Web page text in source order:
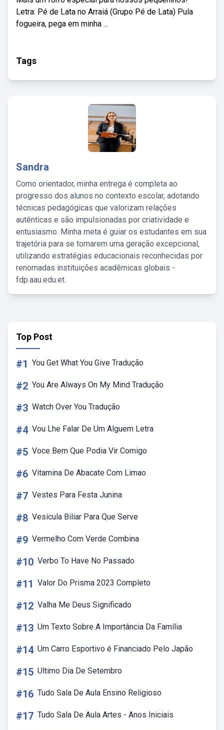
Letra: Pé de Lata no Arraiá (Grupo Pé de Lata) Pula
fogueira, pega em minha ...
Tags
Sandra
Como orientador, minha entrega é completa ao
progresso dos alunos no contexto escolar, adotando
técnicas pedagógicas que valorizam relações
autênticas e são impulsionadas por criatividade e
entusiasmo. Minha meta é guiar os estudantes em sua
trajetória para se tornarem uma geração excepcional,
utilizando estratégias educacionais reconhecidas por
renomadas instituições acadêmicas globais -
fdp.aau.edu.et.
Top Post
#1 You Get What You Give Tradução
#2 You Are Always On My Mind Tradução
#3 Watch Over You Tradução
#4 Vou Lhe Falar De Um Alguem Letra
#5 Voce Bem Que Podia Vir Comigo
#6 Vitamina De Abacate Com Limao
#7 Vestes Para Festa Junina
#8 Vesícula Biliar Para Que Serve
#9 Vermelho Com Verde Combina
#10 Verbo To Have No Passado
#11 Valor Do Prisma 2023 Completo
#12 Valha Me Deus Significado
#13 Um Texto Sobre A Importância Da Família
#14 Um Carro Esportivo é Financiado Pelo Japão
#15 Ultimo Dia De Setembro
#16 Tudo Sala De Aula Ensino Religioso
#17 Tudo Sala De Aula Artes - Anos Iniciais